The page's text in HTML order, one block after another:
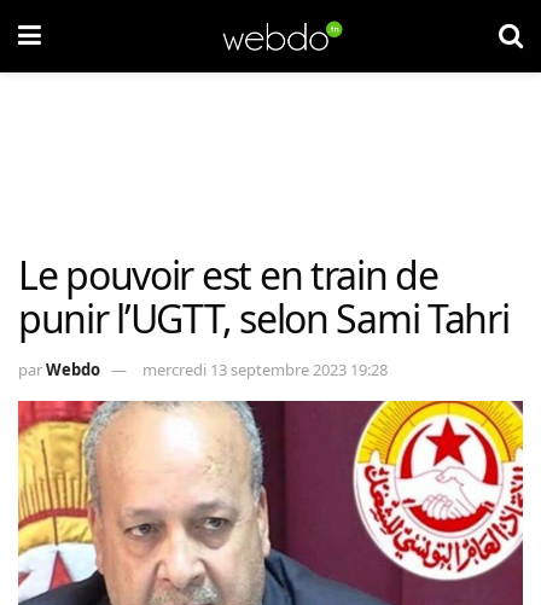
Le pouvoir est en train de
punir l’UGTT, selon Sami Tahri
parWebdo mercredi 13 septembre 2023 19:28